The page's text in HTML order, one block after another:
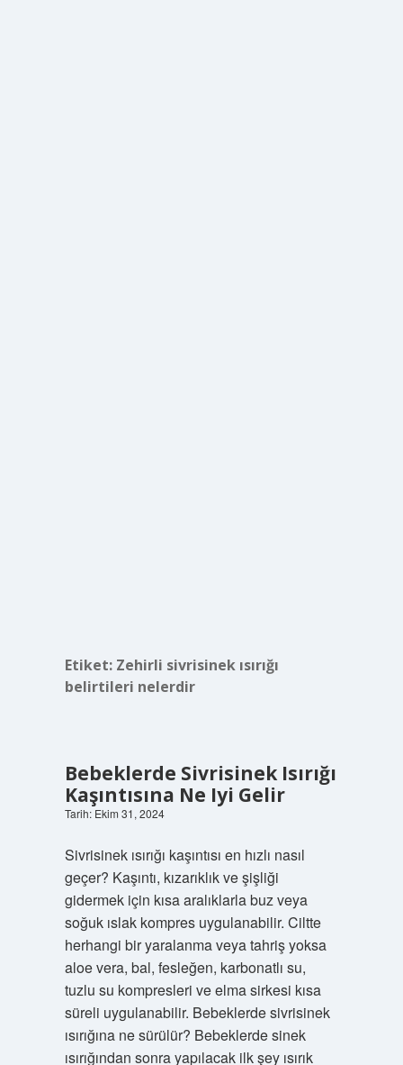
Etiket: Zehirli sivrisinek ısırığı
belirtileri nelerdir
Bebeklerde Sivrisinek Isırığı
Kaşıntısına Ne Iyi Gelir
Tarih: Ekim 31, 2024
Sivrisinek ısırığı kaşıntısı en hızlı nasıl
geçer? Kaşıntı, kızarıklık ve şişliği
gidermek için kısa aralıklarla buz veya
soğuk ıslak kompres uygulanabilir. Ciltte
herhangi bir yaralanma veya tahriş yoksa
aloe vera, bal, fesleğen, karbonatlı su,
tuzlu su kompresleri ve elma sirkesi kısa
süreli uygulanabilir. Bebeklerde sivrisinek
ısırığına ne sürülür? Bebeklerde sinek
ısırığından sonra yapılacak ilk şey ısırık